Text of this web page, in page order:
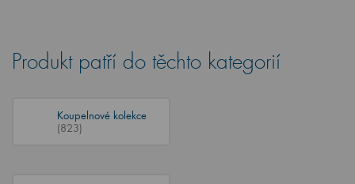
Produkt patří do těchto kategorií
Koupelnové kolekce
(823)